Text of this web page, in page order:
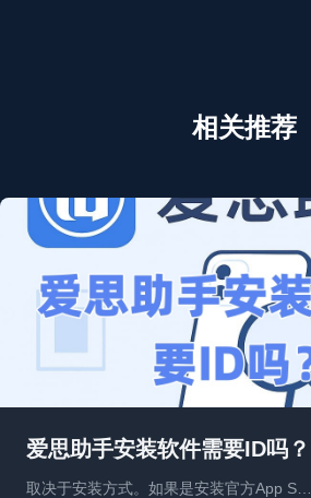
相关推荐
爱思助手安装软件需要ID吗？
取决于安装方式。如果是安装官方App S…